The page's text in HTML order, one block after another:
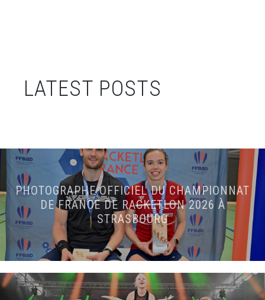
LATEST POSTS
PHOTOGRAPHE OFFICIEL DU CHAMPIONNAT
DE FRANCE DE RACKETLON 2026 À
STRASBOURG